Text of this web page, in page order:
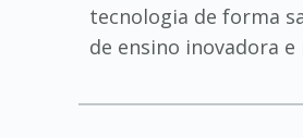
tecnologia de forma
de ensino inovadora